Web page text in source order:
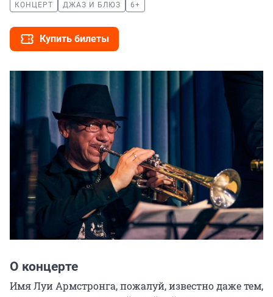
КОНЦЕРТ ДЖАЗ И БЛЮЗ 6+
Купить билеты
О концерте
Имя Луи Армстронга, пожалуй, известно даже тем,